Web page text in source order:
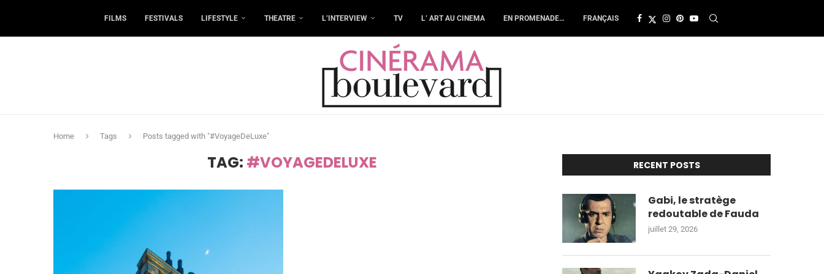
FILMS FESTIVALS LIFESTYLE THEATRE L’INTERVIEW TV L’ ART AU CINEMA EN PROMENADE… FRANÇAIS
Home Tags Posts tagged with "#VoyageDeLuxe"
TAG: #VOYAGEDELUXE RECENT POSTS
Gabi, le stratège
redoutable de Fauda
juillet 29, 2026